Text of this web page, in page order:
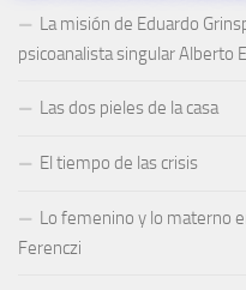
La misión de Eduardo
psicoanalista singular Alberto
Las dos pieles de la casa
El tiempo de las crisis
Lo femenino y lo materno
Ferenczi